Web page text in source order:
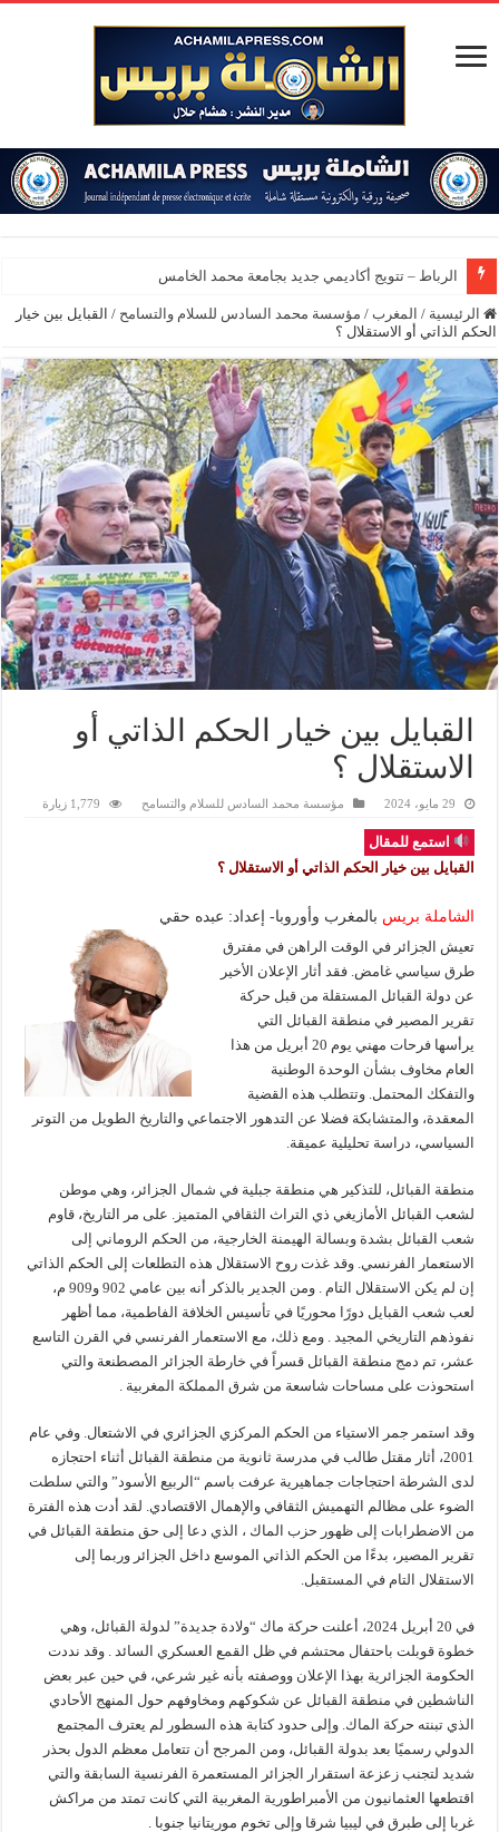
الرباط – تتويج أكاديمي جديد بجامعة محمد الخامس
الرئيسية / المغرب / مؤسسة محمد السادس للسلام والتسامح / القبايل بين خيار
الحكم الذاتي أو الاستقلال ؟
القبايل بين خيار الحكم الذاتي أو
الاستقلال ؟
29 مايو، 2024 مؤسسة محمد السادس للسلام والتسامح 1,779 زيارة
استمع للمقال
القبايل بين خيار الحكم الذاتي أو الاستقلال ؟
الشاملة بريس بالمغرب وأوروبا- إعداد: عبده حقي
تعيش الجزائر في الوقت الراهن في مفترق
طرق سياسي غامض. فقد أثار الإعلان الأخير
عن دولة القبائل المستقلة من قبل حركة
تقرير المصير في منطقة القبائل التي
يرأسها فرحات مهني يوم 20 أبريل من هذا
العام مخاوف بشأن الوحدة الوطنية
والتفكك المحتمل. وتتطلب هذه القضية
المعقدة، والمتشابكة فضلا عن التدهور الاجتماعي والتاريخ الطويل من التوتر
السياسي، دراسة تحليلية عميقة.
منطقة القبائل، للتذكير هي منطقة جبلية في شمال الجزائر، وهي موطن
لشعب القبائل الأمازيغي ذي التراث الثقافي المتميز. على مر التاريخ، قاوم
شعب القبائل بشدة وبسالة الهيمنة الخارجية، من الحكم الروماني إلى
الاستعمار الفرنسي. وقد غذت روح الاستقلال هذه التطلعات إلى الحكم الذاتي
إن لم يكن الاستقلال التام . ومن الجدير بالذكر أنه بين عامي 902 و909 م،
لعب شعب القبايل دورًا محوريًا في تأسيس الخلافة الفاطمية، مما أظهر
نفوذهم التاريخي المجيد . ومع ذلك، مع الاستعمار الفرنسي في القرن التاسع
عشر، تم دمج منطقة القبائل قسراً في خارطة الجزائر المصطنعة والتي
استحوذت على مساحات شاسعة من شرق المملكة المغربية .
وقد استمر جمر الاستياء من الحكم المركزي الجزائري في الاشتعال. وفي عام
2001، أثار مقتل طالب في مدرسة ثانوية من منطقة القبائل أثناء احتجازه
لدى الشرطة احتجاجات جماهيرية عرفت باسم “الربيع الأسود” والتي سلطت
الضوء على مظالم التهميش الثقافي والإهمال الاقتصادي. لقد أدت هذه الفترة
من الاضطرابات إلى ظهور حزب الماك ، الذي دعا إلى حق منطقة القبائل في
تقرير المصير، بدءًا من الحكم الذاتي الموسع داخل الجزائر وربما إلى
الاستقلال التام في المستقبل.
في 20 أبريل 2024، أعلنت حركة ماك “ولادة جديدة” لدولة القبائل، وهي
خطوة قوبلت باحتفال محتشم في ظل القمع العسكري السائد . وقد نددت
الحكومة الجزائرية بهذا الإعلان ووصفته بأنه غير شرعي، في حين عبر بعض
الناشطين في منطقة القبائل عن شكوكهم ومخاوفهم حول المنهج الأحادي
الذي تبنته حركة الماك. وإلى حدود كتابة هذه السطور لم يعترف المجتمع
الدولي رسميًا بعد بدولة القبائل، ومن المرجح أن تتعامل معظم الدول بحذر
شديد لتجنب زعزعة استقرار الجزائر المستعمرة الفرنسية السابقة والتي
اقتطعها العثمانيون من الأمبراطورية المغربية التي كانت تمتد من مراكش
غربا إلى طبرق في ليبيا شرقا وإلى تخوم موريتانيا جنوبا .